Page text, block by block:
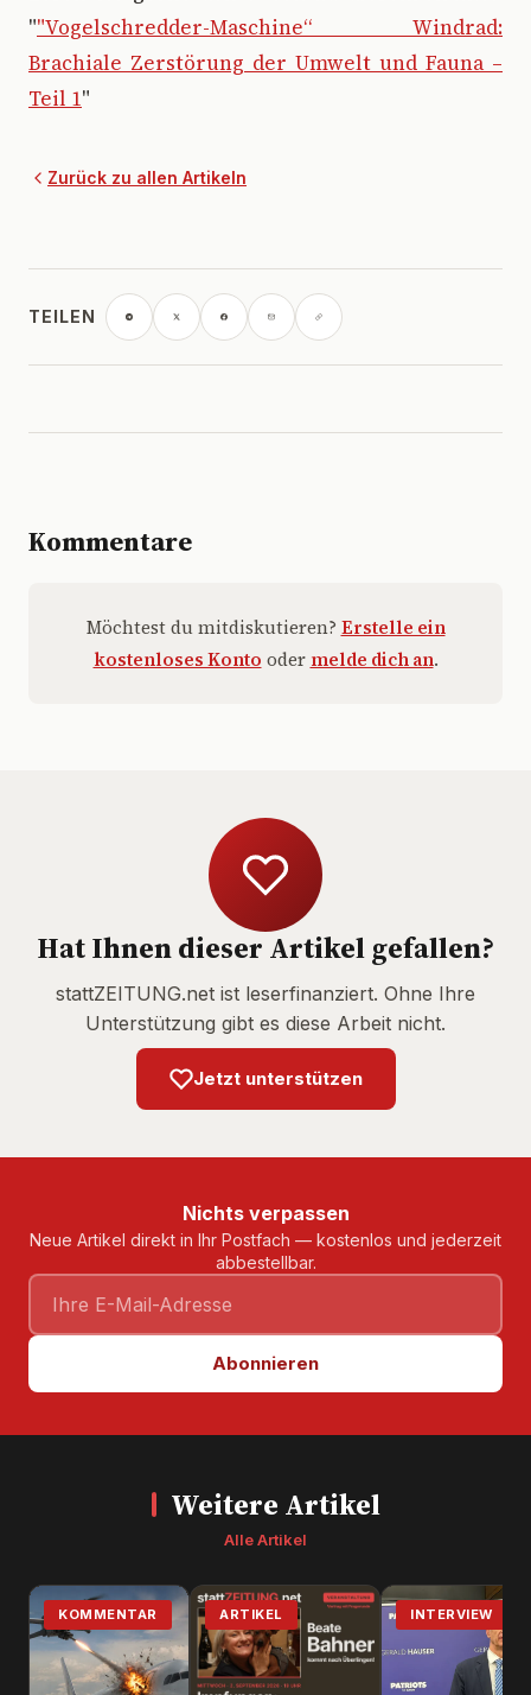
""Vogelschredder-Maschine“ Windrad:
Brachiale Zerstörung der Umwelt und Fauna –
Teil 1"
Zurück zu allen Artikeln
TEILEN
Kommentare
Möchtest du mitdiskutieren? Erstelle ein
kostenloses Konto oder melde dich an.
Hat Ihnen dieser Artikel gefallen?
stattZEITUNG.net ist leserfinanziert. Ohne Ihre
Unterstützung gibt es diese Arbeit nicht.
Jetzt unterstützen
Nichts verpassen
Neue Artikel direkt in Ihr Postfach — kostenlos und jederzeit
abbestellbar.
Abonnieren
Weitere Artikel
Alle Artikel
KOMMENTAR ARTIKEL INTERVIEW